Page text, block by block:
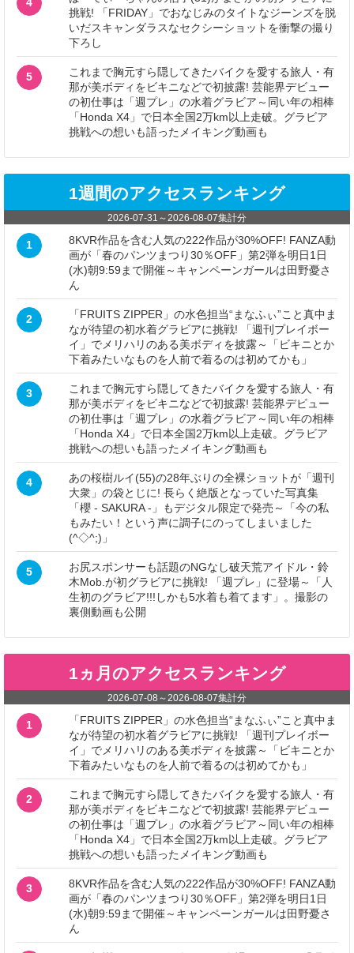
挑戦! 「FRIDAY」でおなじみのタイトなジーンズを脱
いだスキャンダラスなセクシーショットを衝撃の撮り
下ろし
5
これまで胸元すら隠してきたバイクを愛する旅人・有
那が美ボディをビキニなどで初披露! 芸能界デビュー
の初仕事は「週プレ」の水着グラビア～同い年の相棒
「Honda X4」で日本全国2万km以上走破。グラビア
挑戦への想いも語ったメイキング動画も
1週間のアクセスランキング
2026-07-31 ～2026-08-07集計分
1
8KVR作品を含む人気の222作品が30%OFF! FANZA動
画が「春のパンツまつり30％OFF」第2弾を明日1日
(水)朝9:59まで開催～キャンペーンガールは田野憂さ
ん
2
「FRUITS ZIPPER」の水色担当“まなふぃ”こと真中ま
なが待望の初水着グラビアに挑戦! 「週刊プレイボー
イ」でメリハリのある美ボディを披露～「ビキニとか
下着みたいなものを人前で着るのは初めてかも」
3
これまで胸元すら隠してきたバイクを愛する旅人・有
那が美ボディをビキニなどで初披露! 芸能界デビュー
の初仕事は「週プレ」の水着グラビア～同い年の相棒
「Honda X4」で日本全国2万km以上走破。グラビア
挑戦への想いも語ったメイキング動画も
4
あの桜樹ルイ(55)の28年ぶりの全裸ショットが「週刊
大衆」の袋とじに! 長らく絶版となっていた写真集
「櫻 - SAKURA -」もデジタル限定で発売～「今の私
もみたい！という声に調子にのってしまいました
(^◇^;)」
5
お尻スポンサーも話題のNGなし破天荒アイドル・鈴
木Mob.が初グラビアに挑戦! 「週プレ」に登場～「人
生初のグラビア!!!しかも5水着も着てます」。撮影の
裏側動画も公開
1ヵ月のアクセスランキング
2026-07-08 ～2026-08-07集計分
1
「FRUITS ZIPPER」の水色担当“まなふぃ”こと真中ま
なが待望の初水着グラビアに挑戦! 「週刊プレイボー
イ」でメリハリのある美ボディを披露～「ビキニとか
下着みたいなものを人前で着るのは初めてかも」
2
これまで胸元すら隠してきたバイクを愛する旅人・有
那が美ボディをビキニなどで初披露! 芸能界デビュー
の初仕事は「週プレ」の水着グラビア～同い年の相棒
「Honda X4」で日本全国2万km以上走破。グラビア
挑戦への想いも語ったメイキング動画も
3
8KVR作品を含む人気の222作品が30%OFF! FANZA動
画が「春のパンツまつり30％OFF」第2弾を明日1日
(水)朝9:59まで開催～キャンペーンガールは田野憂さ
ん